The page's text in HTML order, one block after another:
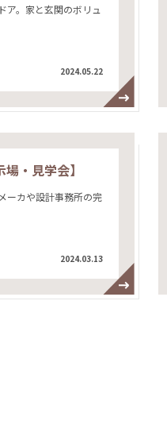
ア。家と玄関のボリュ
2024.05.22
・見学会】
ーカや設計事務所の完
2024.03.13